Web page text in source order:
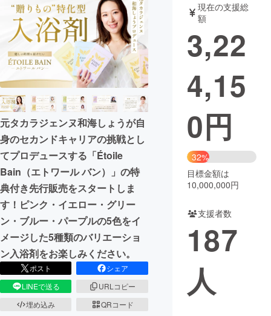
元タカラジェンヌ和海しょうが自
身のセカンドキャリアの挑戦とし
てプロデュースする「Étoile
Bain（エトワール バン）」の特
典付き先行販売をスタートしま
す！ピンク・イエロー・グリー
ン・ブルー・パープルの5色をイ
メージした5種類のバリエーショ
ン入浴剤をお楽しみください。
ポスト
シェア
LINEで送る
URLコピー
埋め込み
QRコード
現在の支援総
額
3,22
4,15
0円
32%
目標金額は
10,000,000円
支援者数
187
人